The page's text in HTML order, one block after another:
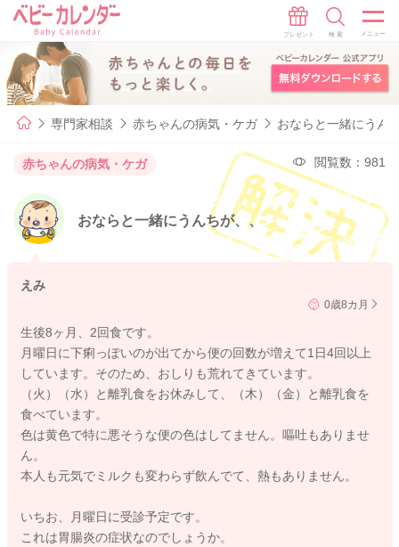
専門家相談 赤ちゃんの病気・ケガ おならと一緒にうん
赤ちゃんの病気・ケガ 閲覧数：981
おならと一緒にうんちが、、
えみ
0歳8カ月
生後8ヶ月、2回食です。
月曜日に下痢っぽいのが出てから便の回数が増えて1日4回以上
しています。そのため、おしりも荒れてきています。
（火）（水）と離乳食をお休みして、（木）（金）と離乳食を
食べています。
色は黄色で特に悪そうな便の色はしてません。嘔吐もありませ
ん。
本人も元気でミルクも変わらず飲んでて、熱もありません。
いちお、月曜日に受診予定です。
これは胃腸炎の症状なのでしょうか。